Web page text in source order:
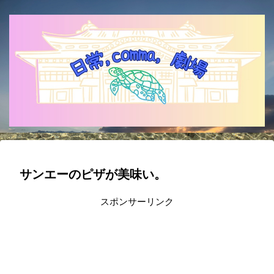
サンエーのピザが美味い。
スポンサーリンク